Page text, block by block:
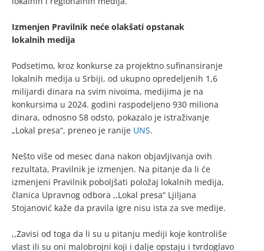
Izmenjen Pravilnik neće olakšati opstanak
lokalnih medija
Podsetimo, kroz konkurse za projektno sufinansiranje
lokalnih medija u Srbiji, od ukupno opredeljenih 1,6
milijardi dinara na svim nivoima, medijima je na
konkursima u 2024. godini raspodeljeno 930 miliona
dinara, odnosno 58 odsto, pokazalo je istraživanje
„Lokal presa“, preneo je ranije UNS.
Nešto više od mesec dana nakon objavljivanja ovih
rezultata, Pravilnik je izmenjen. Na pitanje da li će
izmenjeni Pravilnik poboljšati položaj lokalnih medija,
članica Upravnog odbora ,,Lokal presa“ Ljiljana
Stojanović kaže da pravila igre nisu ista za sve medije.
,,Zavisi od toga da li su u pitanju mediji koje kontroliše
vlast ili su oni malobrojni koji i dalje opstaju i tvrdoglavo